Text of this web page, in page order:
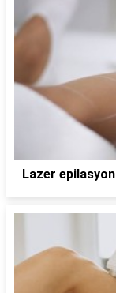
Lazer epilasyon